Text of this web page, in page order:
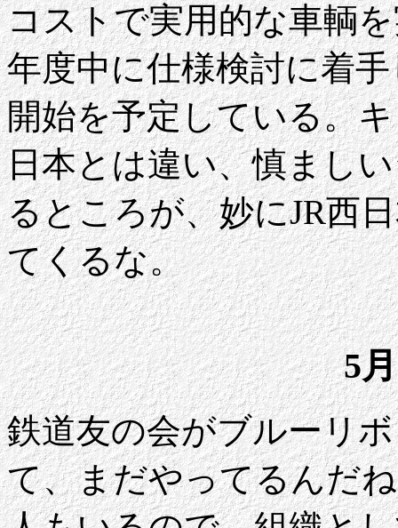
コストで実用的な車輌
年度中に仕様検討に着
開始を予定している。
日本とは違い、慎まし
るところが、妙にJR西
てくるな。
5
鉄道友の会がブルーリ
て、まだやってるんだ